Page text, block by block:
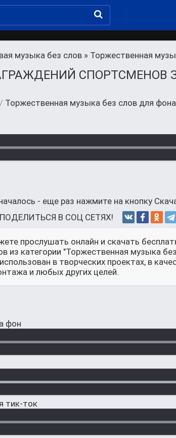
музыка без слов » Торжественная
СПОРТСМЕНОВ
/ Торжественная музыка без слов для фона
- еще раз нажмите на кнопку
ПОДЕЛИТЬСЯ В СОЦ СЕТЯХ!
прослушать онлайн и скачать
из категории "Торжественная музыка
в творческих проектах, в
и любых других целей.
фон
тик-ток